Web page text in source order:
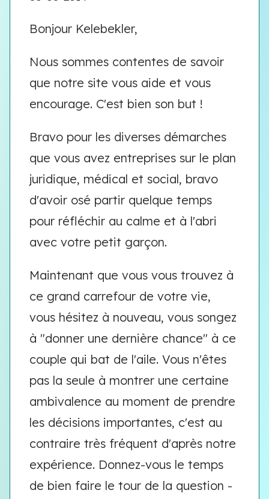
Bonjour Kelebekler,
Nous sommes contentes de savoir
que notre site vous aide et vous
encourage. C'est bien son but !
Bravo pour les diverses démarches
que vous avez entreprises sur le plan
juridique, médical et social, bravo
d'avoir osé partir quelque temps
pour réfléchir au calme et à l'abri
avec votre petit garçon.
Maintenant que vous vous trouvez à
ce grand carrefour de votre vie,
vous hésitez à nouveau, vous songez
à "donner une dernière chance" à ce
couple qui bat de l'aile. Vous n'êtes
pas la seule à montrer une certaine
ambivalence au moment de prendre
les décisions importantes, c'est au
contraire très fréquent d'après notre
expérience. Donnez-vous le temps
de bien faire le tour de la question -